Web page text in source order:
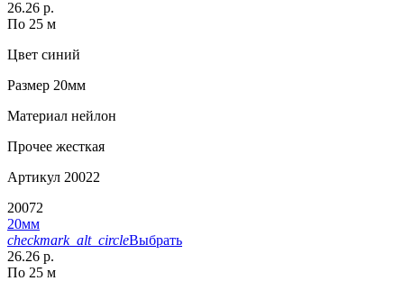
26.26 р.
По 25 м
Цвет синий
Размер 20мм
Материал нейлон
Прочее жесткая
Артикул 20022
20072
20мм
checkmark_alt_circleВыбрать
26.26 р.
По 25 м